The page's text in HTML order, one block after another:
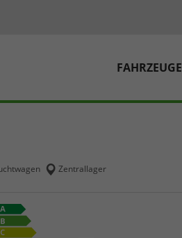
FAHRZEUGE
Zentrallager